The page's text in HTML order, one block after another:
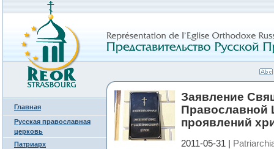
Главная
Русская православная
церковь
Патриарх
Заявление
Православной
проявлений
2011-05-31 |